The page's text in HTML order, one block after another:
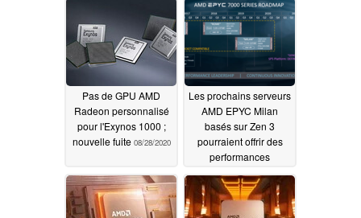
Pas de GPU AMD
Radeon personnalisé
pour l'Exynos 1000 ;
nouvelle fuite 08/28/2020
Les prochains serveurs
AMD EPYC Milan
basés sur Zen 3
pourraient offrir des
performances
supérieures de 20% à
celles de Zen 2 EPYC
Rome08/28/2020